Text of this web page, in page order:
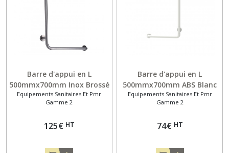
Barre d'appui en L
500mmx700mm Inox Brossé
Equipements Sanitaires Et Pmr
Gamme 2
125€ HT
Barre d'appui en L
500mmx700mm ABS Blanc
Equipements Sanitaires Et Pmr
Gamme 2
74€ HT